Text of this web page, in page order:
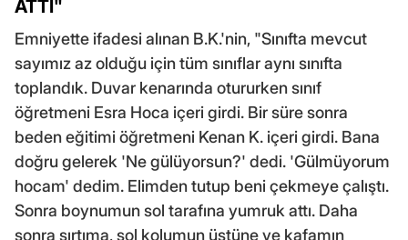
ATTI"
Emniyette ifadesi alınan B.K.'nin, "Sınıfta mevcut
sayımız az olduğu için tüm sınıflar aynı sınıfta
toplandık. Duvar kenarında otururken sınıf
öğretmeni Esra Hoca içeri girdi. Bir süre sonra
beden eğitimi öğretmeni Kenan K. içeri girdi. Bana
doğru gelerek 'Ne gülüyorsun?' dedi. 'Gülmüyorum
hocam' dedim. Elimden tutup beni çekmeye çalıştı.
Sonra boynumun sol tarafına yumruk attı. Daha
sonra sırtıma, sol kolumun üstüne ve kafamın